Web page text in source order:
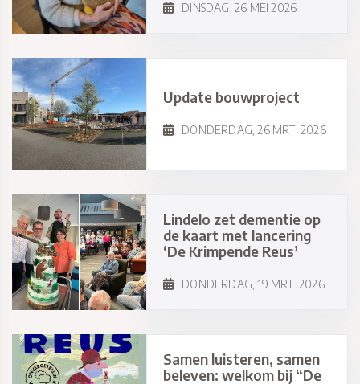
DINSDAG, 26 MEI 2026
Update bouwproject
DONDERDAG, 26 MRT. 2026
Lindelo zet dementie op
de kaart met lancering
‘De Krimpende Reus’
DONDERDAG, 19 MRT. 2026
Samen luisteren, samen
beleven: welkom bij “De